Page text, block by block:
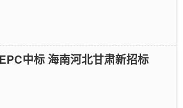
中标 海南河北甘肃新招标